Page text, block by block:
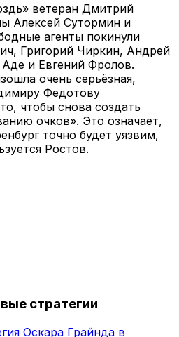
ветеран Дмитрий
Алексей Сутормин и
агенты покинули
Григорий Чиркин, Андрей
и Евгений Фролов.
очень серьёзная,
Федотову
чтобы снова создать
очков». Это означает,
точно будет уязвим,
Ростов.
стратегии
Оскара Грайнда в